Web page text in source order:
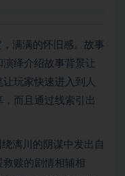
满满的怀旧感。故事
绎介绍故事背景让
玩家快速进入到人
而且通过线索引出
漓川的阴谋中发出自
赎的剧情相辅相